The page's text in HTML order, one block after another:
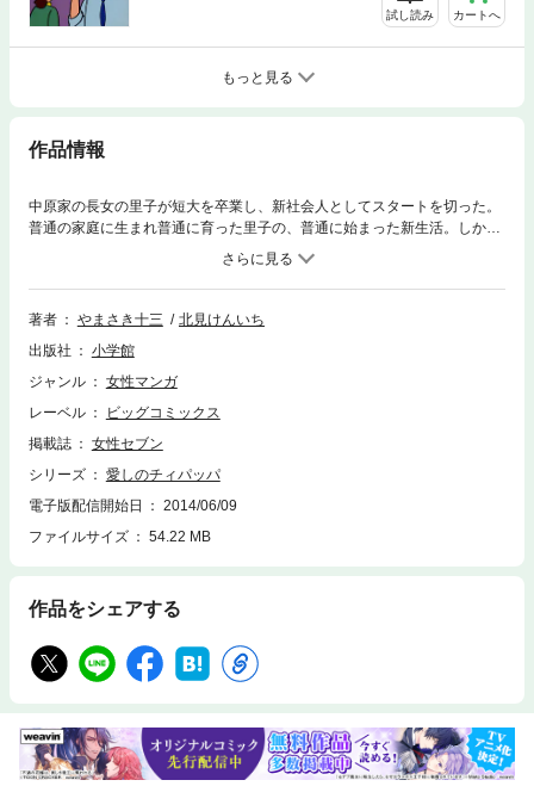
試し読み カートへ
もっと見る
作品情報
中原家の長女の里子が短大を卒業し、新社会人としてスタートを切った。
普通の家庭に生まれ普通に育った里子の、普通に始まった新生活。しかし
父親の修三は平静を装いながらも里子のことが心配でたまらない。そんな
父親の心配をよそに、恋に友情、仕事に励む里子。新米OL里子と、頑固で
優しい父親・修三が繰り広げるハートウォーミング・ストーリー。 女性セ
ブンで連載され、1986年、高見知佳、植木等主演で映画化。待望の第9巻
著者 やまさき十三
北見けんいち
出版社
小学館
ジャンル
女性マンガ
レーベル
ビッグコミックス
掲載誌
女性セブン
シリーズ
愛しのチィパッパ
電子版配信開始日
2014/06/09
ファイルサイズ
54.22 MB
作品をシェアする